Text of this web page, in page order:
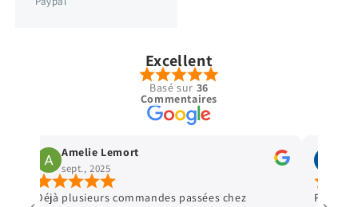
Excellent
Basé sur 36
Commentaires
Amelie Lemort
sept., 2025
Déjà plusieurs commandes passées chez
Parfait